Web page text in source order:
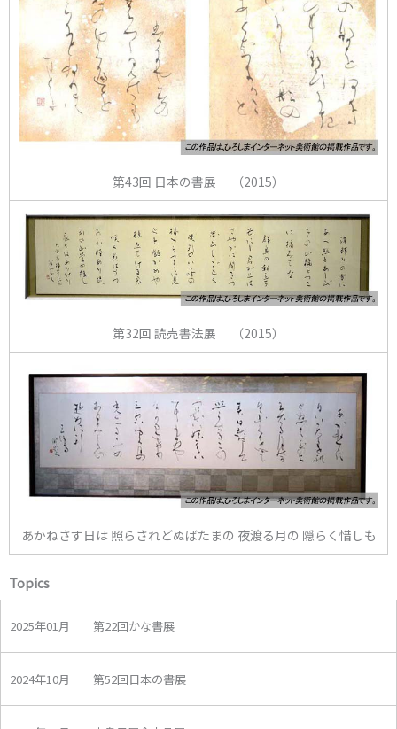
第43回 日本の書展 （2015）
第32回 読売書法展 （2015）
あかねさす日は 照らされどぬばたまの 夜渡る月の 隠らく惜しも
Topics
2025年01月 第22回かな書展
2024年10月 第52回日本の書展